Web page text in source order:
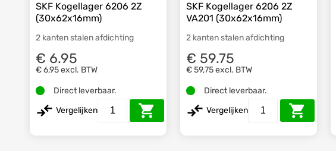
SKF Kogellager 6206 2Z
(30x62x16mm)
2 kanten stalen afdichting
€ 6.95
€ 6,95excl. BTW
Direct leverbaar.
Vergelijken
SKF Kogellager 6206 2Z
VA201 (30x62x16mm)
2 kanten stalen afdichting
€ 59.75
€ 59,75excl. BTW
Direct leverbaar.
Vergelijken